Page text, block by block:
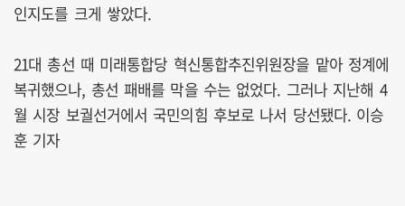
인지도를 크게 쌓았다.
21대 총선 때 미래통합당 혁신통합추진위원장을 맡아 정계에
복귀했으나, 총선 패배를 막을 수는 없었다. 그러나 지난해 4
월 시장 보궐선거에서 국민의힘 후보로 나서 당선됐다. 이승
훈 기자